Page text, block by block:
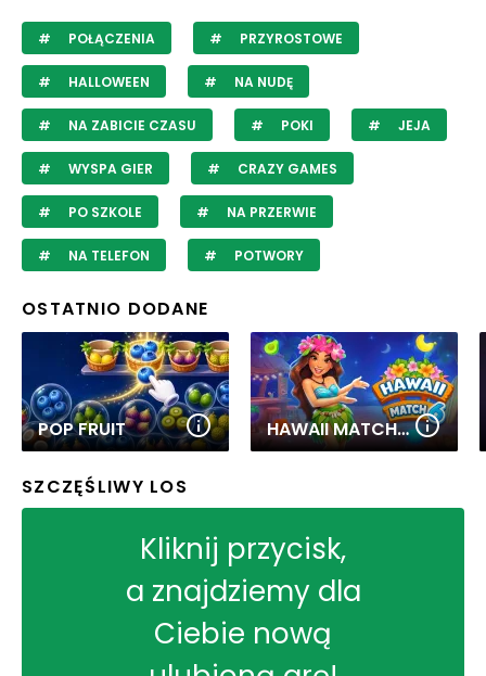
POŁĄCZENIA PRZYROSTOWE
HALLOWEEN NA NUDĘ
NA ZABICIE CZASU POKI JEJA
WYSPA GIER CRAZY GAMES
PO SZKOLE NA PRZERWIE
NA TELEFON POTWORY
OSTATNIO DODANE
POP FRUIT HAWAII MATCH 6
SZCZĘŚLIWY LOS
Kliknij przycisk,
a znajdziemy dla
Ciebie nową